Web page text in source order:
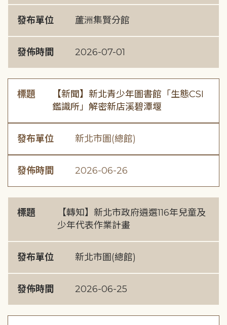
發布單位 蘆洲集賢分館
發佈時間 2026-07-01
標題
【新聞】新北青少年圖書館「生態CSI
鑑識所」解密新店溪碧潭堰
發布單位 新北市圖(總館)
發佈時間 2026-06-26
標題
【轉知】新北市政府遴選116年兒童及
少年代表作業計畫
發布單位 新北市圖(總館)
發佈時間 2026-06-25